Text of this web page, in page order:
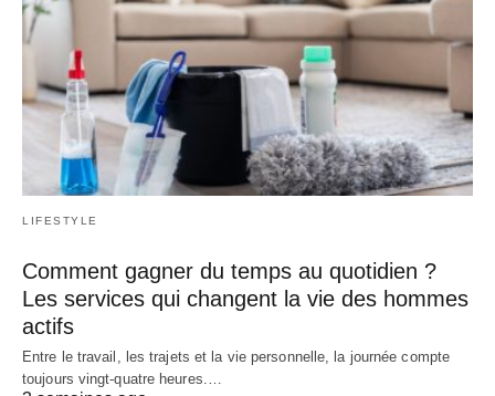
LIFESTYLE
Comment gagner du temps au quotidien ?
Les services qui changent la vie des hommes
actifs
Entre le travail, les trajets et la vie personnelle, la journée compte
toujours vingt-quatre heures.…